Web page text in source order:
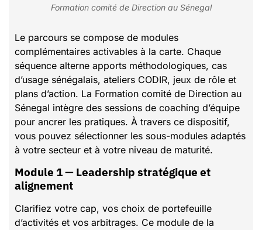
Formation comité de Direction au Sénegal
Le parcours se compose de modules
complémentaires activables à la carte. Chaque
séquence alterne apports méthodologiques, cas
d’usage sénégalais, ateliers CODIR, jeux de rôle et
plans d’action. La Formation comité de Direction au
Sénegal intègre des sessions de coaching d’équipe
pour ancrer les pratiques. À travers ce dispositif,
vous pouvez sélectionner les sous-modules adaptés
à votre secteur et à votre niveau de maturité.
Module 1 — Leadership stratégique et
alignement
Clarifiez votre cap, vos choix de portefeuille
d’activités et vos arbitrages. Ce module de la